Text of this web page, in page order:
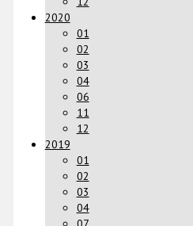
2020
01
02
03
04
06
11
12
2019
01
02
03
04